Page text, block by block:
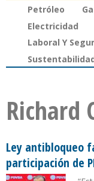
Petróleo
Electricidad
Laboral Y
Richard
Ley antibloqueo
participación de